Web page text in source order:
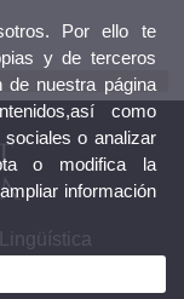
Por ello te
y de terceros
nuestra página
como
sociales o analizar
o modifica la
información